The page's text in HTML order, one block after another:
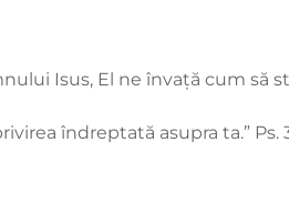
Isus, El ne învață cum să
îndreptată asupra ta.” Ps.